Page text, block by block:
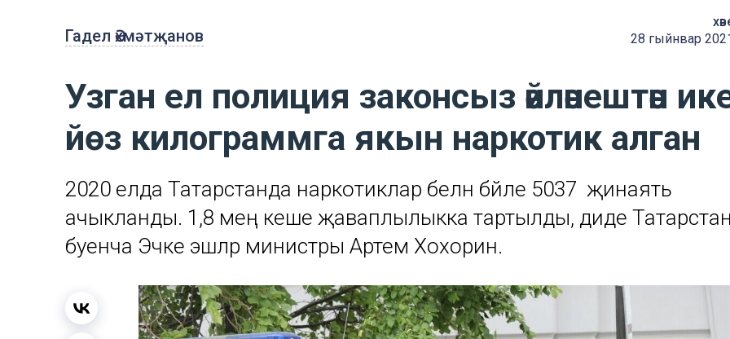
Гадел Әхмәтҗанов
28 гыйнвар
Узган ел полиция законсыз әйләнештән
йөз килограммга якын наркотик алган
2020 елда Татарстанда наркотиклар белән бәйле 5037 җинаять
ачыкланды. 1,8 мең кеше җаваплылыкка тартылды, диде
буенча Эчке эшләр министры Артем Хохорин.